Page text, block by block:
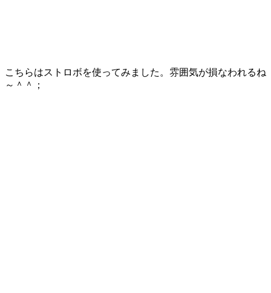
こちらはストロボを使ってみました。雰囲気が損なわれるね
～＾＾；